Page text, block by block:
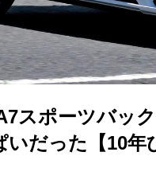
スポーツバッ
いだった【10年